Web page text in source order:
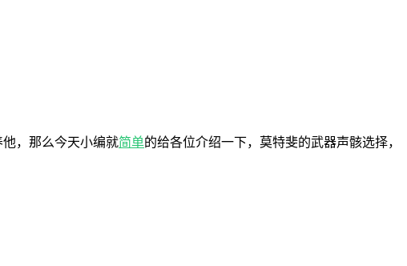
，那么今天小编就简单的给各位介绍一下，莫特斐的武器声骸选择，